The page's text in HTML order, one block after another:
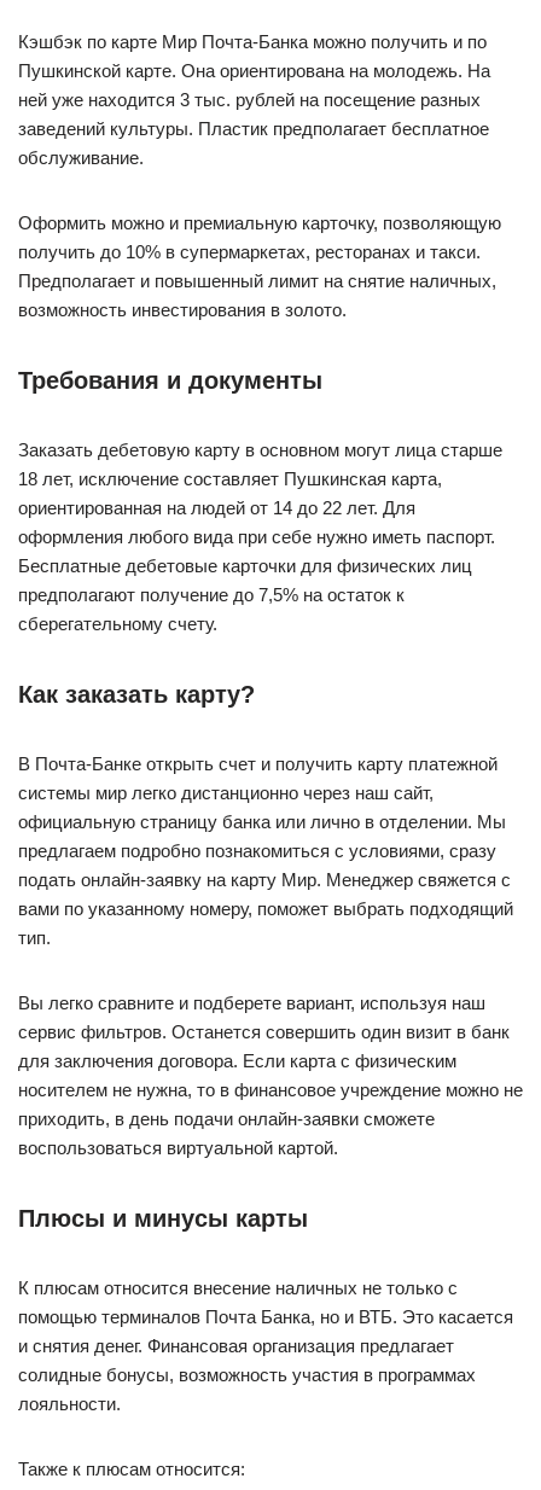
Кэшбэк по карте Мир Почта-Банка можно получить и по
Пушкинской карте. Она ориентирована на молодежь. На
ней уже находится 3 тыс. рублей на посещение разных
заведений культуры. Пластик предполагает бесплатное
обслуживание.
Оформить можно и премиальную карточку, позволяющую
получить до 10% в супермаркетах, ресторанах и такси.
Предполагает и повышенный лимит на снятие наличных,
возможность инвестирования в золото.
Требования и документы
Заказать дебетовую карту в основном могут лица старше
18 лет, исключение составляет Пушкинская карта,
ориентированная на людей от 14 до 22 лет. Для
оформления любого вида при себе нужно иметь паспорт.
Бесплатные дебетовые карточки для физических лиц
предполагают получение до 7,5% на остаток к
сберегательному счету.
Как заказать карту?
В Почта-Банке открыть счет и получить карту платежной
системы мир легко дистанционно через наш сайт,
официальную страницу банка или лично в отделении. Мы
предлагаем подробно познакомиться с условиями, сразу
подать онлайн-заявку на карту Мир. Менеджер свяжется с
вами по указанному номеру, поможет выбрать подходящий
тип.
Вы легко сравните и подберете вариант, используя наш
сервис фильтров. Останется совершить один визит в банк
для заключения договора. Если карта с физическим
носителем не нужна, то в финансовое учреждение можно не
приходить, в день подачи онлайн-заявки сможете
воспользоваться виртуальной картой.
Плюсы и минусы карты
К плюсам относится внесение наличных не только с
помощью терминалов Почта Банка, но и ВТБ. Это касается
и снятия денег. Финансовая организация предлагает
солидные бонусы, возможность участия в программах
лояльности.
Также к плюсам относится: